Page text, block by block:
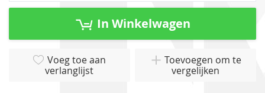
Ga
In Winkelwagen
Voeg toe aan
verlanglijst
Toevoegen om te
vergelijken